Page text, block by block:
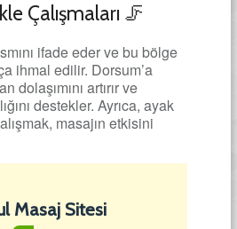
Çalışmaları 🦵
ifade eder ve bu bölge
ihmal edilir. Dorsum’a
dolaşımını artırır ve
destekler. Ayrıca, ayak
masajın etkisini
Masaj Sitesi